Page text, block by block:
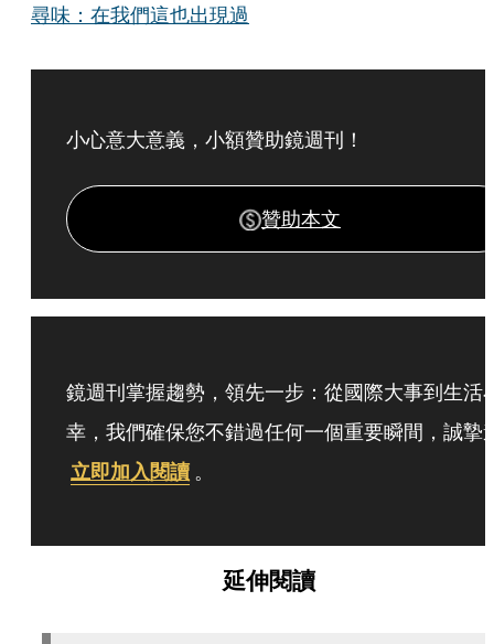
尋味：在我們這也出現過
小心意大意義，小額贊助鏡週刊！
贊助本文
鏡週刊掌握趨勢，領先一步：從國際大事到生活
幸，我們確保您不錯過任何一個重要瞬間，誠摯
立即加入閱讀 。
延伸閱讀